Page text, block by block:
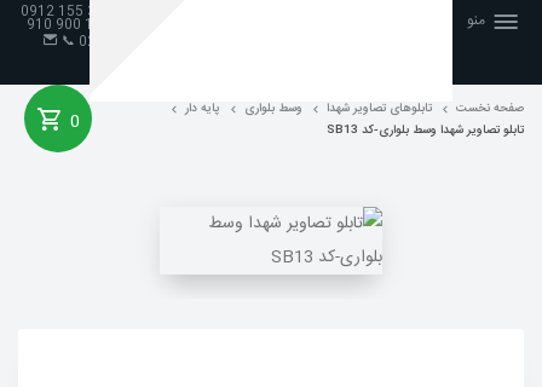
منو 98 33 155 0912
📞 19 900 910
026
📞
0 صفحه نخست تابلوهای تصاویر شهدا وسط بلواری
پایه دار
تابلو تصاویر شهدا وسط بلواری-کد SB13